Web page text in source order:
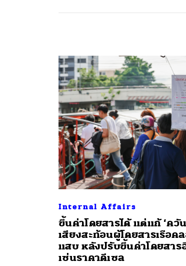
Internal Affairs
ขึ้นค่าโดยสารได้ แต่แก้ ‘ควั
เสียงสะท้อนผู้โดยสารเรือค
แสบ หลังปรับขึ้นค่าโดยสาร
เซ่นราคาดีเซล